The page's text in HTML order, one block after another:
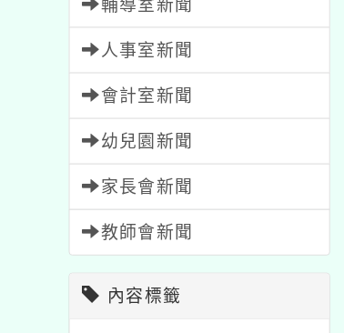
輔導室新聞
人事室新聞
會計室新聞
幼兒園新聞
家長會新聞
教師會新聞
內容標籤